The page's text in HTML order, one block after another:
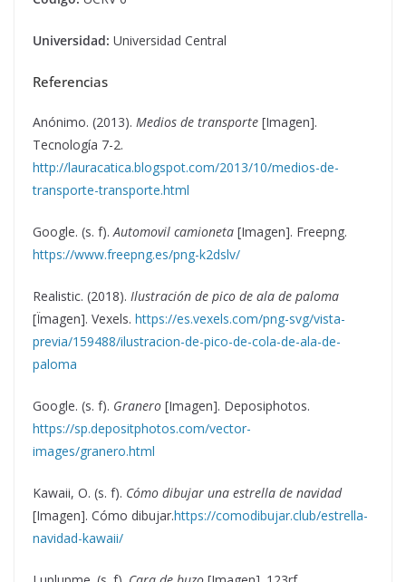
Universidad: Universidad Central
Referencias
Anónimo. (2013). Medios de transporte [Imagen].
Tecnología 7-2.
http://lauracatica.blogspot.com/2013/10/medios-de-
transporte-transporte.html
Google. (s. f). Automovil camioneta [Imagen]. Freepng.
https://www.freepng.es/png-k2dslv/
Realistic. (2018). Ilustración de pico de ala de paloma
[Ïmagen]. Vexels. https://es.vexels.com/png-svg/vista-
previa/159488/ilustracion-de-pico-de-cola-de-ala-de-
paloma
Google. (s. f). Granero [Imagen]. Deposiphotos.
https://sp.depositphotos.com/vector-
images/granero.html
Kawaii, O. (s. f). Cómo dibujar una estrella de navidad
[Imagen]. Cómo dibujar.https://comodibujar.club/estrella-
navidad-kawaii/